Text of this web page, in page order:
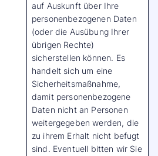
auf Auskunft über Ihre
personenbezogenen Daten
(oder die Ausübung Ihrer
übrigen Rechte)
sicherstellen können. Es
handelt sich um eine
Sicherheitsmaßnahme,
damit personenbezogene
Daten nicht an Personen
weitergegeben werden, die
zu ihrem Erhalt nicht befugt
sind. Eventuell bitten wir Sie